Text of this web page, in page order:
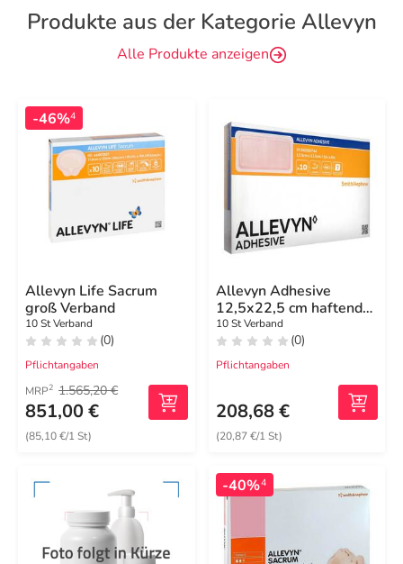
Produkte aus der Kategorie Allevyn
Alle Produkte anzeigen
-46%4
Allevyn Life Sacrum
groß Verband
10 St Verband
(0)
Pflichtangaben
MRP2 1.565,20 €
851,00 €
(85,10 €/1 St)
Allevyn Adhesive
12,5x22,5 cm haftende
Wundauflage
10 St Verband
(0)
Pflichtangaben
208,68 €
(20,87 €/1 St)
-40%4